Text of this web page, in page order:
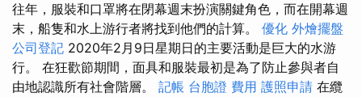
往年，服裝和口罩將在閉幕週末扮演關鍵角色，而在開幕週
末，船隻和水上游行者將找到他們的計算。 優化 外燴擺盤
公司登記 2020年2月9日星期日的主要活動是巨大的水游
行。 在狂歡節期間，面具和服裝最初是為了防止參與者自
由地認識所有社會階層。 記帳 台胞證 費用 護照申請 在纜